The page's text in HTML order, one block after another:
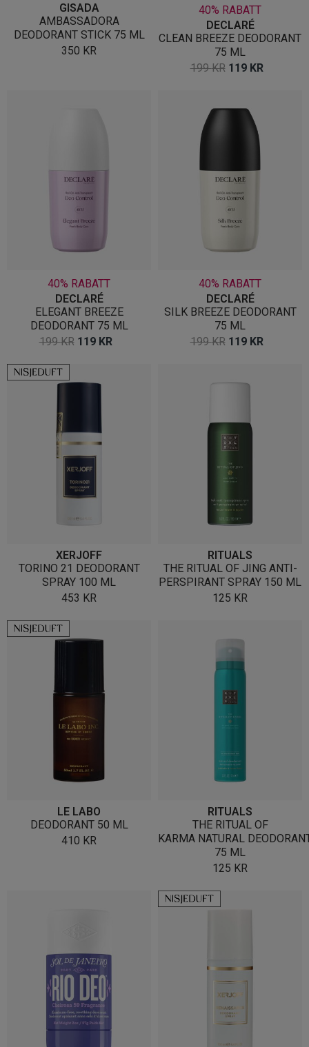
GISADA
AMBASSADORA
DEODORANT STICK 75 ML
350 KR
40% RABATT
DECLARÉ
CLEAN BREEZE DEODORANT
75 ML
199KR OPPRINNELIG
199 KR.
119 KR
40% RABATT
DECLARÉ
ELEGANT BREEZE
DEODORANT 75 ML
199KR OPPRINNELIG
119 KR
40% RABATT
DECLARÉ
SILK BREEZE DEODORANT
75 ML
199KR OPPRINNELIG
119 KR
XERJOFF
TORINO 21 DEODORANT
SPRAY 100 ML
453 KR
RITUALS
THE RITUAL OF JING ANTI-
PERSPIRANT SPRAY 150 ML
125 KR
LE LABO
DEODORANT 50 ML
410 KR
RITUALS
THE RITUAL OF
KARMA NATURAL
75 ML
125 KR